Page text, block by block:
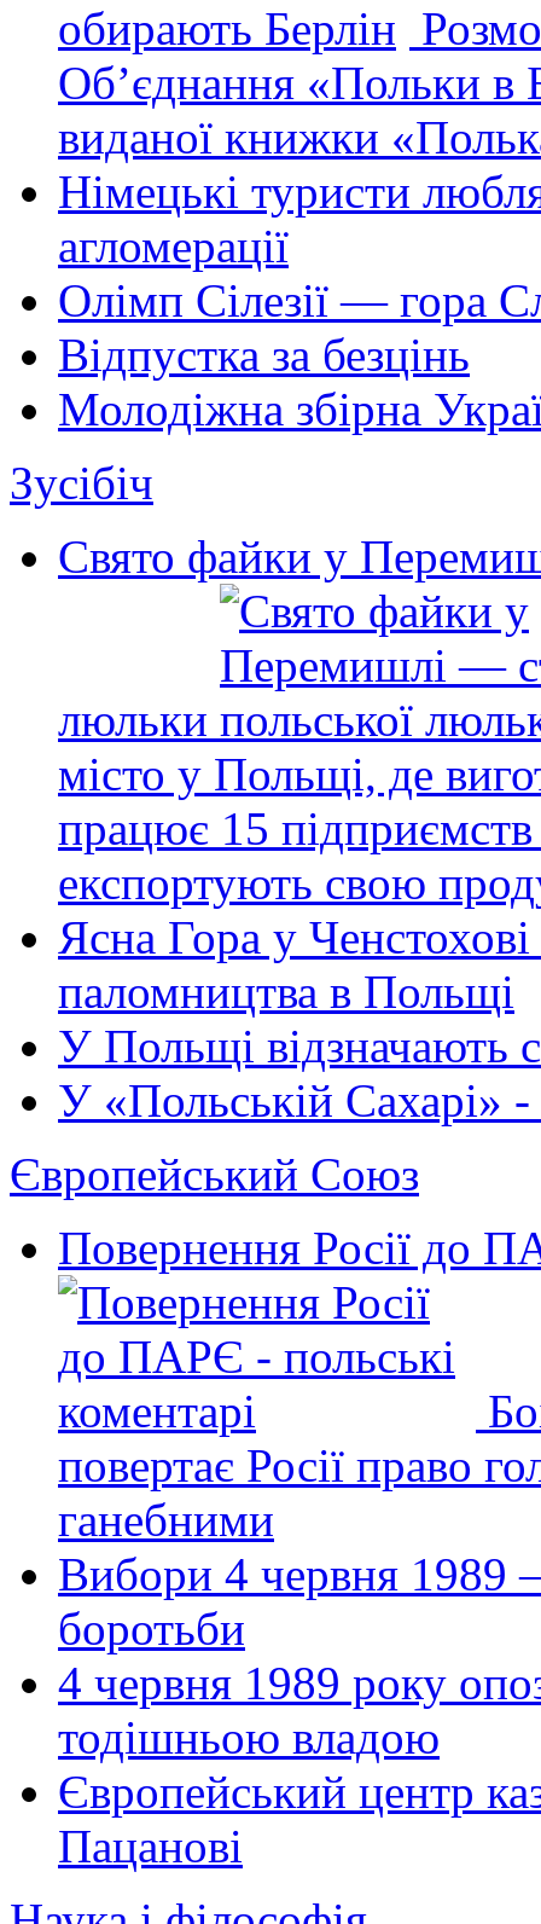
Об’єднання «Польки в
виданої книжки
Німецькі туристи
агломерації
Олімп Сілезії — гора
Відпустка за безцінь
Молодіжна збірна
Зусібіч
Свято файки у
люльки
місто у Польщі, де
працює 15 підприємств
експортують свою
Ясна Гора у
паломництва в Польщі
У Польщі відзначають
У «Польській Сахарі» -
Європейський Союз
Повернення Росії до
повертає Росії право
ганебними
Вибори 4 червня 1989
боротьби
4 червня 1989 року
тодішньою владою
Європейський центр
Пацанові